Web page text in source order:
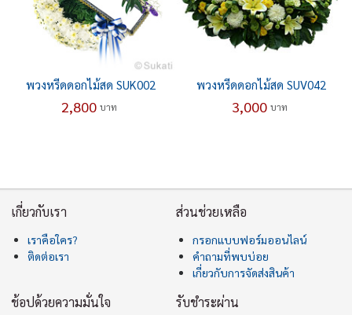
พวงหรีดดอกไม้สด SUK002
2,800 บาท
พวงหรีดดอกไม้สด SUV042
3,000 บาท
เกี่ยวกับเรา
เราคือใคร?
ติดต่อเรา
ส่วนช่วยเหลือ
กรอกแบบฟอร์มออนไลน์
คำถามที่พบบ่อย
เกี่ยวกับการจัดส่งสินค้า
ช้อปด้วยความมั่นใจ รับชำระผ่าน